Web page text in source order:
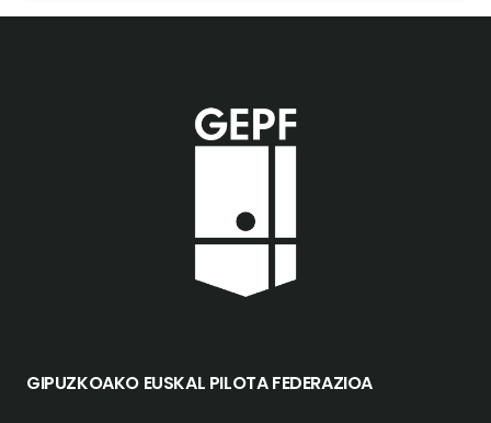
GIPUZKOAKO EUSKAL PILOTA FEDERAZIOA